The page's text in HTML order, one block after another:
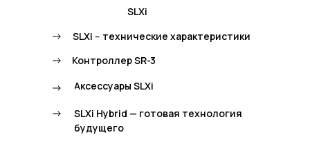
->
->
->
->
SLXi
SLXi -- технические характеристики
Контроллер SR-3
Аксессуары SLXi
SLXi Hybrid — готовая технология
будущего